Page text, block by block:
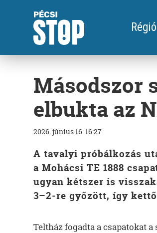
Régió
Másodszor
elbukta az
2026. június 16. 16:27
A tavalyi próbálkozás
a Mohácsi TE 1888
ugyan kétszer is
3–2-re győzött, így
Teltház fogadta a csapatokat